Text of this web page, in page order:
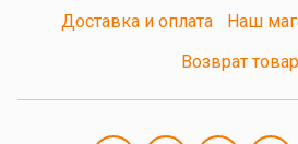
Доставка и оплата
Наш
Возврат